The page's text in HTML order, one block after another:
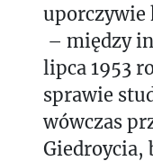
uporczywie
– między
lipca 1953
sprawie
wówczas
Giedroycia,